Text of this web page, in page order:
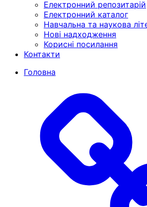
Електронний репозитарій
Електронний каталог
Навчальна та наукова
Нові надходження
Корисні посилання
Контакти
Головна